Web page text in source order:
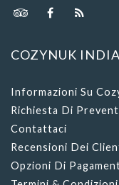
COZYNUK INDIA
Informazioni Su
Richiesta Di
Contattaci
Recensioni Dei
Opzioni Di